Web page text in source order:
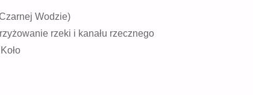
Wodzie)
rzeki i kanału rzecznego